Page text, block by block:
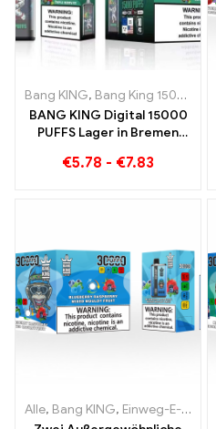
Bang KING, Bang King 15000 Puffs
BANG KING Digital 15000
PUFFS Lager in Bremen
Genuss
€5.78 - €7.83
Alle, Bang KING, Einweg-E-Zigaretten Litauen